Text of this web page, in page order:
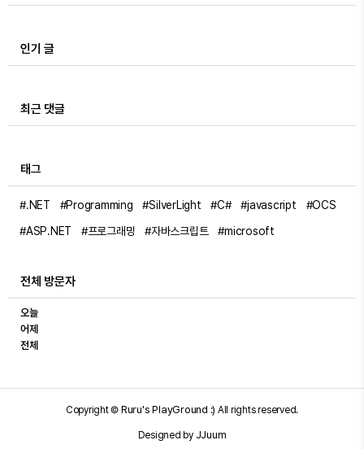
인기 글
최근 댓글
태그
#.NET #Programming #SilverLight #C# #javascript
#OCS
#ASP.NET
#프로그래밍 #자바스크립트 #microsoft
전체 방문자
오늘
어제
전체
Copyright © Ruru's PlayGround :) All rights reserved.
Designed by JJuum